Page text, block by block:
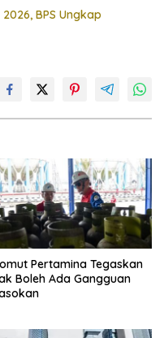
BPS Ungkap
Pertamina Tegaskan
Boleh Ada Gangguan